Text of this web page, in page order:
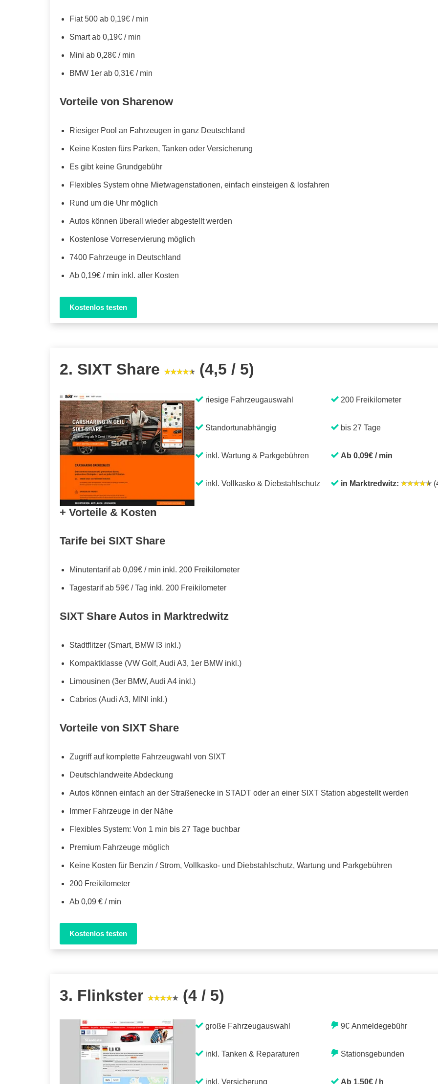
Fiat 500 ab 0,19€ / min
Smart ab 0,19€ / min
Mini ab 0,28€ / min
BMW 1er ab 0,31€ / min
Vorteile von Sharenow
Riesiger Pool an Fahrzeugen in ganz Deutschland
Keine Kosten fürs Parken, Tanken oder Versicherung
Es gibt keine Grundgebühr
Flexibles System ohne Mietwagenstationen, einfach einsteigen & losfahren
Rund um die Uhr möglich
Autos können überall wieder abgestellt werden
Kostenlose Vorreservierung möglich
7400 Fahrzeuge in Deutschland
Ab 0,19€ / min inkl. aller Kosten
Kostenlos testen
2. SIXT Share (4,5 / 5)
riesige Fahrzeugauswahl
Standortunabhängig
inkl. Wartung & Parkgebühren
inkl. Vollkasko & Diebstahlschutz
200 Freikilometer
bis 27 Tage
Ab 0,09€ / min
in Marktredwitz:
+ Vorteile & Kosten
Tarife bei SIXT Share
Minutentarif ab 0,09€ / min inkl. 200 Freikilometer
Tagestarif ab 59€ / Tag inkl. 200 Freikilometer
SIXT Share Autos in Marktredwitz
Stadtflitzer (Smart, BMW I3 inkl.)
Kompaktklasse (VW Golf, Audi A3, 1er BMW inkl.)
Limousinen (3er BMW, Audi A4 inkl.)
Cabrios (Audi A3, MINI inkl.)
Vorteile von SIXT Share
Zugriff auf komplette Fahrzeugwahl von SIXT
Deutschlandweite Abdeckung
Autos können einfach an der Straßenecke in STADT oder an einer SIXT Station abgestellt werden
Immer Fahrzeuge in der Nähe
Flexibles System: Von 1 min bis 27 Tage buchbar
Premium Fahrzeuge möglich
Keine Kosten für Benzin / Strom, Vollkasko- und Diebstahlschutz, Wartung und Parkgebühren
200 Freikilometer
Ab 0,09 € / min
Kostenlos testen
3. Flinkster (4 / 5)
große Fahrzeugauswahl
inkl. Tanken & Reparaturen
inkl. Versicherung
9€ Anmeldegebühr
Stationsgebunden
Ab 1,50€ / h